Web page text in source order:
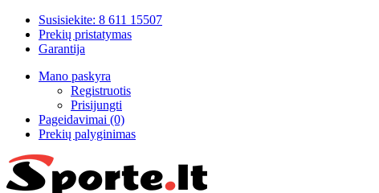
Susisiekite: 8 611 15507
Prekių pristatymas
Garantija
Mano paskyra
Registruotis
Prisijungti
Pageidavimai (0)
Prekių palyginimas